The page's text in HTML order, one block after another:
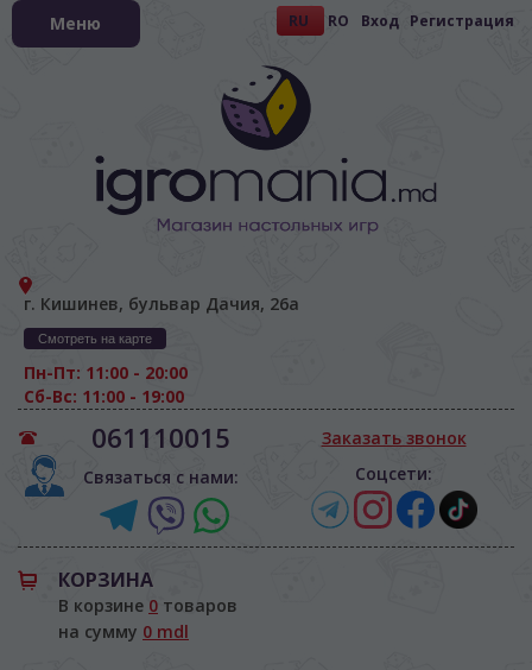
RU RO Вход Регистрация
г. Кишинев, бульвар Дачия, 26а
Смотреть на карте
Пн-Пт: 11:00 - 20:00
Сб-Вс: 11:00 - 19:00
061110015
Связаться с нами:
Заказать звонок
Соцсети:
КОРЗИНА
В корзине 0 товаров
на сумму 0 mdl
Меню